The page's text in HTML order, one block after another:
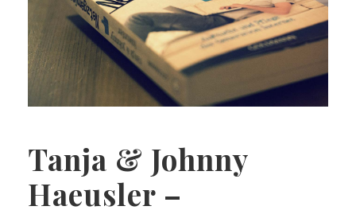
Tanja & Johnny
Haeusler –